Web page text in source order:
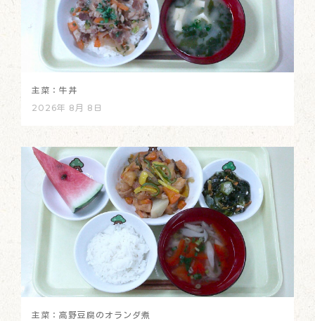
主菜：牛丼
2026年 8月 8日
主菜：高野豆腐のオランダ煮